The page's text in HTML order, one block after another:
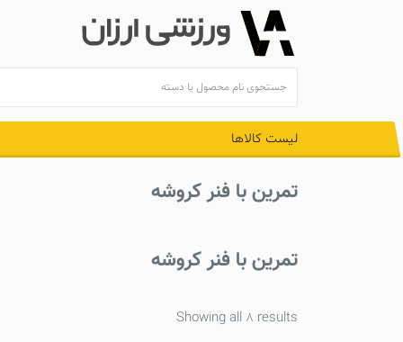
لیست کالاها
تمرین با فنر کروشه
تمرین با فنر کروشه
Showing all 8 results